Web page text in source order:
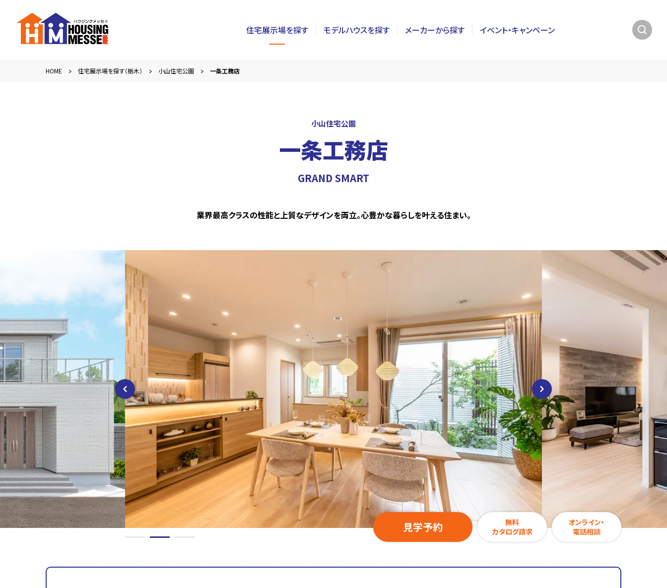
住宅展示場を探す
神奈川
埼玉
栃木
群馬
山梨
静岡
富山
モデルハウスを探す メーカーから探す イベント・キャンペーン
HOME 住宅展示場を探す（栃木） 小山住宅公園 一条工務店
小山住宅公園
一条工務店
GRAND SMART
業界最高クラスの性能と上質なデザインを両立。心豊かな暮らしを叶える住まい。
見学予約
無料
カタログ請求
オンライン・
電話相談